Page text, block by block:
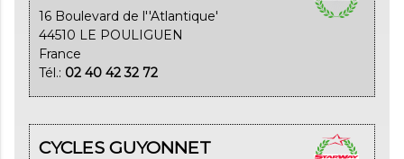
16 Boulevard de l''Atlantique'
44510 LE POULIGUEN
France
Tél.: 02 40 42 32 72
CYCLES GUYONNET